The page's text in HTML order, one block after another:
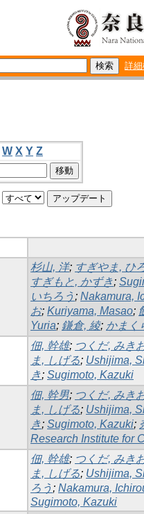
詳
W X Y Z
杉山, 洋; すぎやま, ひ
すぎもと, かずき;
いちろう ; Nakamura,
お; Kuriyama, Masao;
Yuria; 鎌倉, 綾; かまく
佃, 幹雄; つくだ, みき
ま, しげる; Ushijima,
き; Sugimoto, Kazuki
佃, 幹男; つくだ, みき
ま, しげる; Ushijima,
き; Sugimoto, Kazuki;
Research Institute for
佃, 幹雄; つくだ, みき
ま, しげる; Ushijima,
ろう ; Nakamura,
Sugimoto, Kazuki